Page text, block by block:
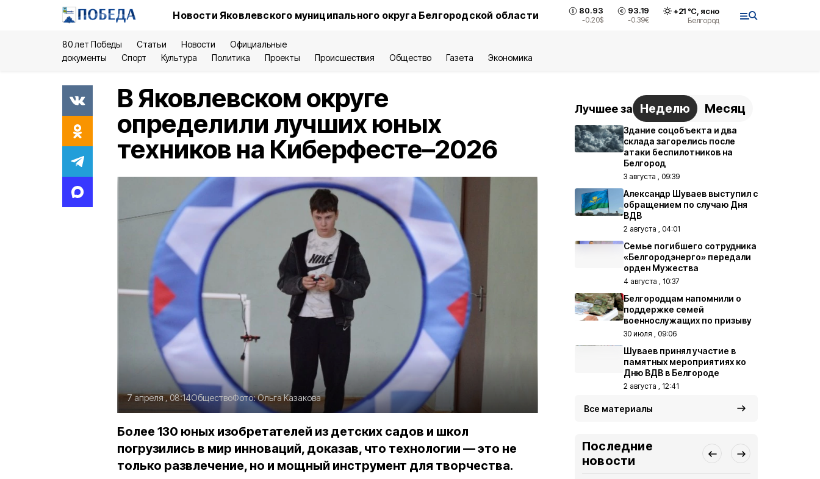
Новости Яковлевского муниципального округа Белгородской области 80.93
-0.20$
93.19
-0.39€
+21°С, ясно
Белгород
80 лет Победы Статьи Новости
Официальные
документы
Спорт Культура Политика Проекты Происшествия Общество Газета Экономика
В Яковлевском округе
определили лучших юных
техников на Киберфесте–2026
7 апреля , 08:14ОбществоФото:Ольга Казакова
Более 130 юных изобретателей из детских садов и школ
погрузились в мир инноваций, доказав, что технологии — это не
только развлечение, но и мощный инструмент для творчества.
Лучшее за Неделю Месяц
Здание соцобъекта и два
склада загорелись после
атаки беспилотников на
Белгород
3 августа , 09:39
Александр Шуваев выступил с
обращением по случаю Дня
ВДВ
2 августа , 04:01
Семье погибшего сотрудника
«Белгородэнерго» передали
орден Мужества
4 августа , 10:37
Белгородцам напомнили о
поддержке семей
военнослужащих по призыву
30 июля , 09:06
Шуваев принял участие в
памятных мероприятиях ко
Дню ВДВ в Белгороде
2 августа , 12:41
Все материалы
Последние
новости